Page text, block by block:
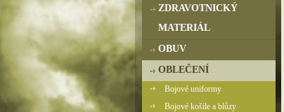
ZDRAVOTNICKÝ
MATERIÁL
OBUV
OBLEČENÍ
Bojové uniformy
Bojové košile a blůzy